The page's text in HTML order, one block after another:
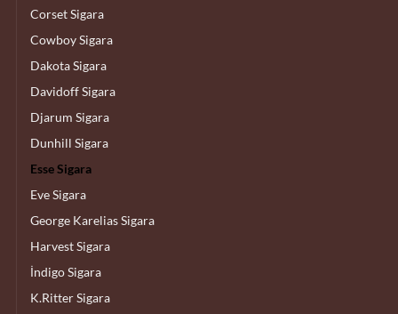
Corset Sigara
Cowboy Sigara
Dakota Sigara
Davidoff Sigara
Djarum Sigara
Dunhill Sigara
Esse Sigara
Eve Sigara
George Karelias Sigara
Harvest Sigara
İndigo Sigara
K.Ritter Sigara